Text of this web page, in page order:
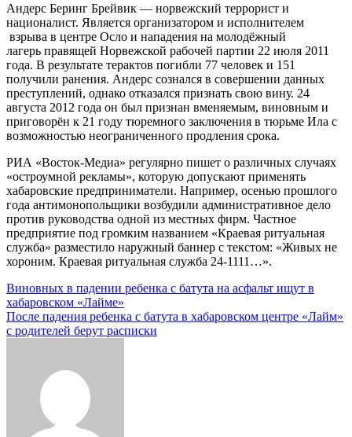
Андерс Беринг Брейвик — норвежский террорист и
националист. Является организатором и исполнителем
взрыва в центре Осло и нападения на молодёжный
лагерь правящей Норвежской рабочей партии 22 июля 2011
года. В результате терактов погибли 77 человек и 151
получили ранения. Андерс сознался в совершении данных
преступлений, однако отказался признать свою вину. 24
августа 2012 года он был признан вменяемым, виновным и
приговорён к 21 году тюремного заключения в тюрьме Ила с
возможностью неограниченного продления срока.
РИА «Восток-Медиа» регулярно пишет о различных случаях
«остроумной рекламы», которую допускают применять
хабаровские предприниматели. Например, осенью прошлого
года антимонопольщики возбудили административное дело
против руководства одной из местных фирм. Частное
предприятие под громким названием «Краевая ритуальная
служба» разместило наружный баннер с текстом: «Живых не
хороним. Краевая ритуальная служба 24-1111…».
Навигация
по
записям
Виновных в падении ребенка с батута на асфальт ищут в
хабаровском «Лайме»
После падения ребенка с батута в хабаровском центре «Лайм»
с родителей берут расписки